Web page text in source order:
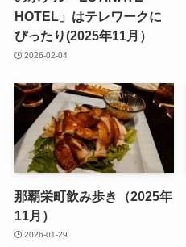
HOTEL」はテレワークに
ぴったり(2025年11月）
2026-02-04
那覇栄町飲み歩き（2025年
11月）
2026-01-29